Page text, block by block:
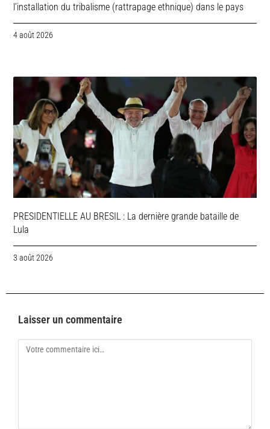
l’installation du tribalisme (rattrapage ethnique) dans le pays
4 août 2026
PRESIDENTIELLE AU BRESIL : La dernière grande bataille de
Lula
3 août 2026
Laisser un commentaire